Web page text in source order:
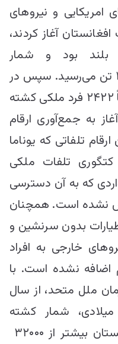
نیروهای امریکایی و نیروهای
آغاز کردند،
بلند بود و شمار
کشته‌شده‌گان ملکی به ۲۳۷۵ تن می‌رسید. سپس در
سال‌های ۲۰۰۲ الی ۲۰۰۶ جمعاً ۲۴۲۲ فرد ملکی کشته
یوناما در سال ۲۰۰۷ آغاز به جمع‌آوری ارقام
تلفاتی که یوناما
تلفات ملکی
که به آن دسترسی
نشده‌ است. همچنان
بدون سرنشین و
خارجی به افراد
اضافه نشده است. با
ملل متحد، از سال
۲۰۰۷ تا پایان سال ۲۰۱۸ میلادی، شمار کشته